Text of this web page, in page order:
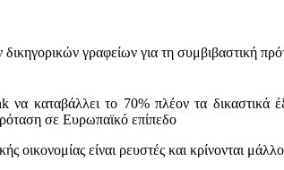
γραφείων για τη συμβιβαστική
καταβάλλει το 70% πλέον τα δικαστικά
σε Ευρωπαϊκό επίπεδο
οικονομίας είναι ρευστές και κρίνονται